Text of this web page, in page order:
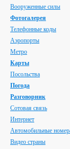
Вооруженные силы
Фотогалерея
Телефонные коды
Аэропорты
Метро
Карты
Посольства
Погода
Разговорник
Сотовая связь
Интернет
Автомобильные
Видео страны